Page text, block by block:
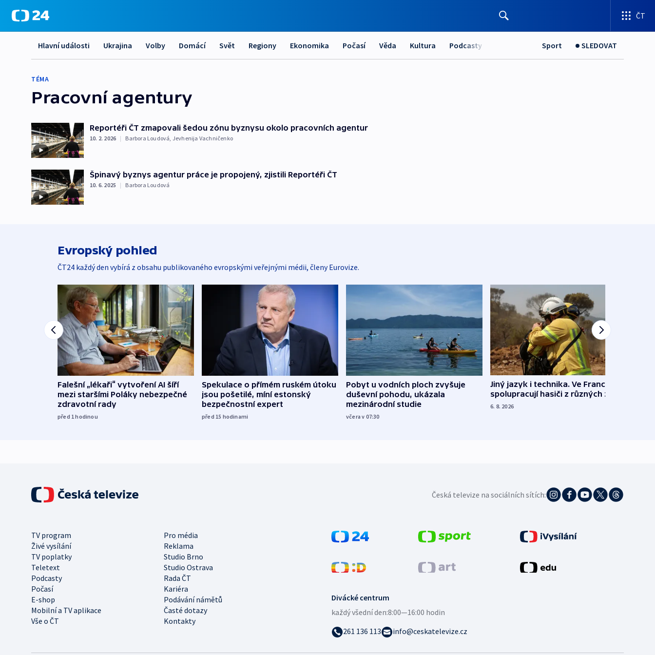
ČT
Hlavní události Ukrajina Volby Domácí Svět Regiony Ekonomika Počasí Věda Kultura Podcasty Sport SLEDOVAT
TÉMA
Pracovní agentury
Reportéři ČT zmapovali šedou zónu byznysu okolo pracovních agentur
10. 2. 2026 | Barbora Loudová, Jevhenija Vachničenko
Špinavý byznys agentur práce je propojený, zjistili Reportéři ČT
10. 6. 2025 | Barbora Loudová
Evropský pohled
ČT24 každý den vybírá z obsahu publikovaného evropskými veřejnými médii, členy Eurovize.
Falešní „lékaři“ vytvoření AI šíří
mezi staršími Poláky nebezpečné
zdravotní rady
před 1hodinou
Spekulace o přímém ruském útoku
jsou pošetilé, míní estonský
bezpečnostní expert
před 15 hodinami
Pobyt u vodních ploch zvyšuje
duševní pohodu, ukázala
mezinárodní studie
včera v 07:30
Jiný jazyk i technika. Ve Francii
spolupracují hasiči z různých zemí
6. 8. 2026
Česká televize na sociálních sítích:
TV program
Pro média
Živé vysílání
Reklama
TV poplatky
Studio Brno
Teletext
Studio Ostrava
Podcasty
Rada ČT
Počasí
Kariéra
E-shop
Podávání námětů
Mobilní a TV aplikace
Časté dotazy
Vše o ČT
Kontakty
Divácké centrum
každý všední den:8:00—16:00 hodin
261 136 113
info@ceskatelevize.cz